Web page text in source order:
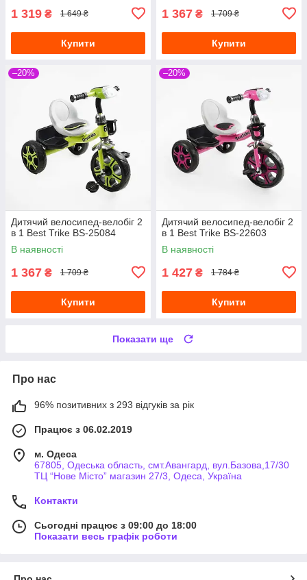
1 319 ₴ 1 649 ₴
Купити
1 367 ₴ 1 709 ₴
Купити
–20%
Дитячий велосипед-велобіг 2
в 1 Best Trike BS-25084
В наявності
1 367 ₴ 1 709 ₴
Купити
–20%
Дитячий велосипед-велобіг 2
в 1 Best Trike BS-22603
В наявності
1 427 ₴ 1 784 ₴
Купити
Показати ще
Про нас
96% позитивних з 293 відгуків за рік
Працює з 06.02.2019
м. Одеса
67805, Одеська область, смт.Авангард, вул.Базова,17/30
ТЦ “Нове Місто” магазин 27/3, Одеса, Україна
Контакти
Сьогодні працює з 09:00 до 18:00
Показати весь графік роботи